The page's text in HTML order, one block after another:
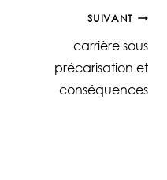
SUIVANT
carrière sous
précarisation et
conséquences